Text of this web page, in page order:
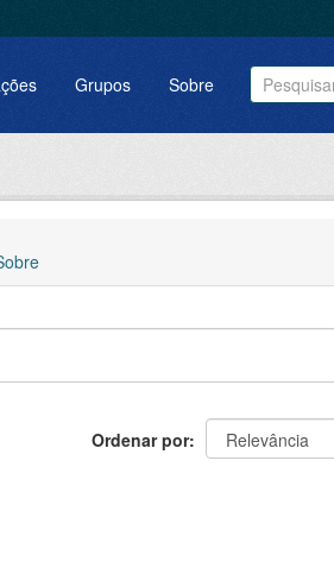
Grupos Sobre
Ordenar por